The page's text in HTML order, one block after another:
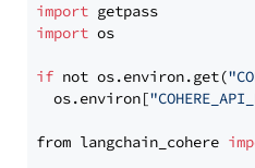
import
import os
if not os.environ.get(
  os.environ[
from langchain_cohere